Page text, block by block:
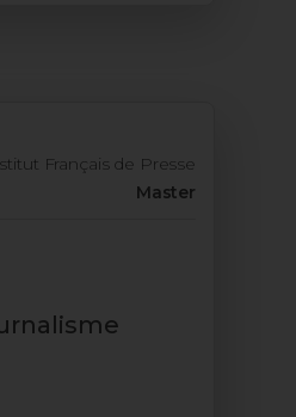
Français de Presse
Master